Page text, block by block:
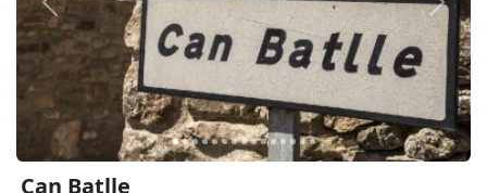
Anterior
Can Batlle